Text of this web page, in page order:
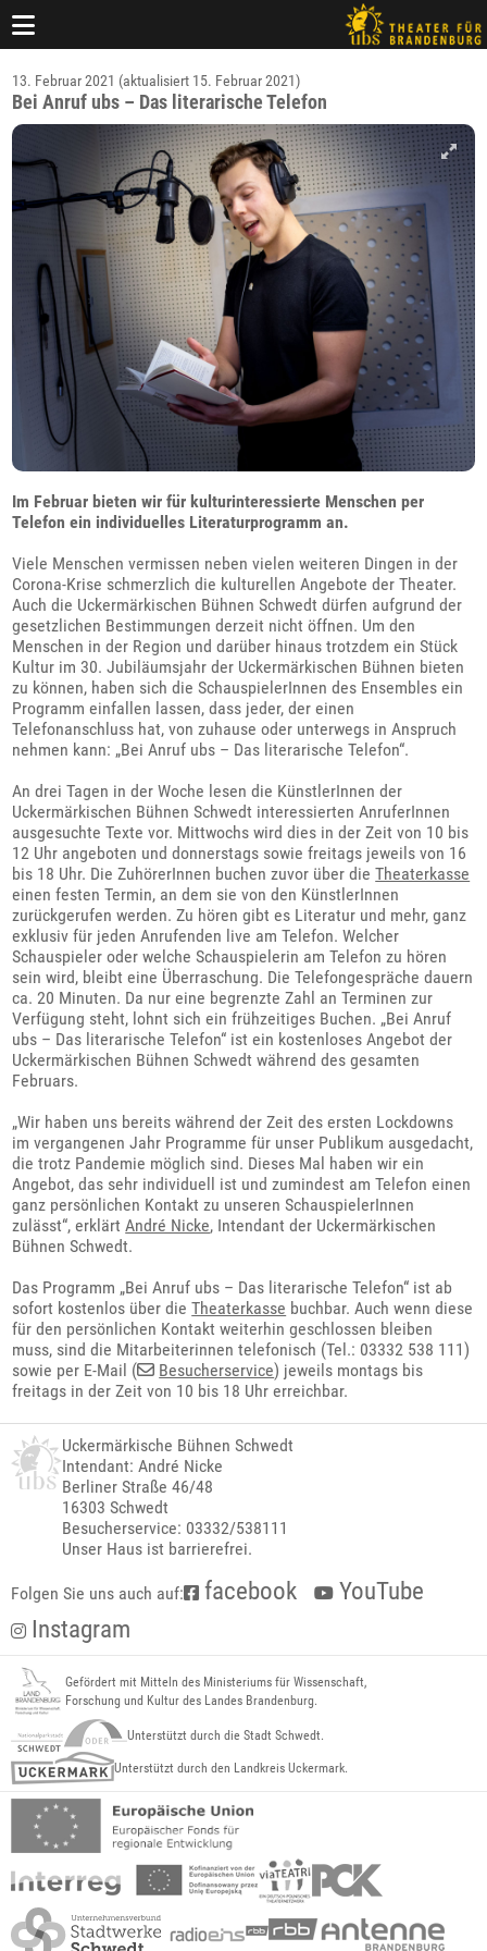
13. Februar 2021 (aktualisiert 15. Februar 2021)
Bei Anruf ubs – Das literarische Telefon
Im Februar bieten wir für kulturinteressierte Menschen per
Telefon ein individuelles Literaturprogramm an.
Viele Menschen vermissen neben vielen weiteren Dingen in der
Corona-Krise schmerzlich die kulturellen Angebote der Theater.
Auch die Uckermärkischen Bühnen Schwedt dürfen aufgrund der
gesetzlichen Bestimmungen derzeit nicht öffnen. Um den
Menschen in der Region und darüber hinaus trotzdem ein Stück
Kultur im 30. Jubiläumsjahr der Uckermärkischen Bühnen bieten
zu können, haben sich die SchauspielerInnen des Ensembles ein
Programm einfallen lassen, dass jeder, der einen
Telefonanschluss hat, von zuhause oder unterwegs in Anspruch
nehmen kann: „Bei Anruf ubs – Das literarische Telefon“.
An drei Tagen in der Woche lesen die KünstlerInnen der
Uckermärkischen Bühnen Schwedt interessierten AnruferInnen
ausgesuchte Texte vor. Mittwochs wird dies in der Zeit von 10 bis
12 Uhr angeboten und donnerstags sowie freitags jeweils von 16
bis 18 Uhr. Die ZuhörerInnen buchen zuvor über dieTheaterkasse
einen festen Termin, an dem sie von den KünstlerInnen
zurückgerufen werden. Zu hören gibt es Literatur und mehr, ganz
exklusiv für jeden Anrufenden live am Telefon. Welcher
Schauspieler oder welche Schauspielerin am Telefon zu hören
sein wird, bleibt eine Überraschung. Die Telefongespräche dauern
ca. 20 Minuten. Da nur eine begrenzte Zahl an Terminen zur
Verfügung steht, lohnt sich ein frühzeitiges Buchen. „Bei Anruf
ubs – Das literarische Telefon“ ist ein kostenloses Angebot der
Uckermärkischen Bühnen Schwedt während des gesamten
Februars.
„Wir haben uns bereits während der Zeit des ersten Lockdowns
im vergangenen Jahr Programme für unser Publikum ausgedacht,
die trotz Pandemie möglich sind. Dieses Mal haben wir ein
Angebot, das sehr individuell ist und zumindest am Telefon einen
ganz persönlichen Kontakt zu unseren SchauspielerInnen
zulässt“, erklärtAndré Nicke, Intendant der Uckermärkischen
Bühnen Schwedt.
Das Programm „Bei Anruf ubs – Das literarische Telefon“ ist ab
sofort kostenlos über dieTheaterkasse buchbar. Auch wenn diese
für den persönlichen Kontakt weiterhin geschlossen bleiben
muss, sind die Mitarbeiterinnen telefonisch (Tel.: 03332 538 111)
sowie per E-Mail (
Besucherservice) jeweils montags bis
freitags in der Zeit von 10 bis 18 Uhr erreichbar.
Uckermärkische Bühnen Schwedt
Intendant: André Nicke
Berliner Straße 46/48
16303 Schwedt
Besucherservice: 03332/538111
Unser Haus ist barrierefrei.
Folgen Sie uns auch auf: facebook
YouTube
Instagram
Gefördert mit Mitteln des Ministeriums für Wissenschaft,
Forschung und Kultur des Landes Brandenburg.
Unterstützt durch die Stadt Schwedt.
Unterstützt durch den Landkreis Uckermark.